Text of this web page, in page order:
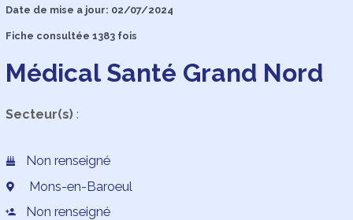
Date de mise a jour: 02/07/2024
Fiche consultée 1383 fois
Médical Santé Grand Nord
Secteur(s):
Non renseigné
Mons-en-Baroeul
Non renseigné